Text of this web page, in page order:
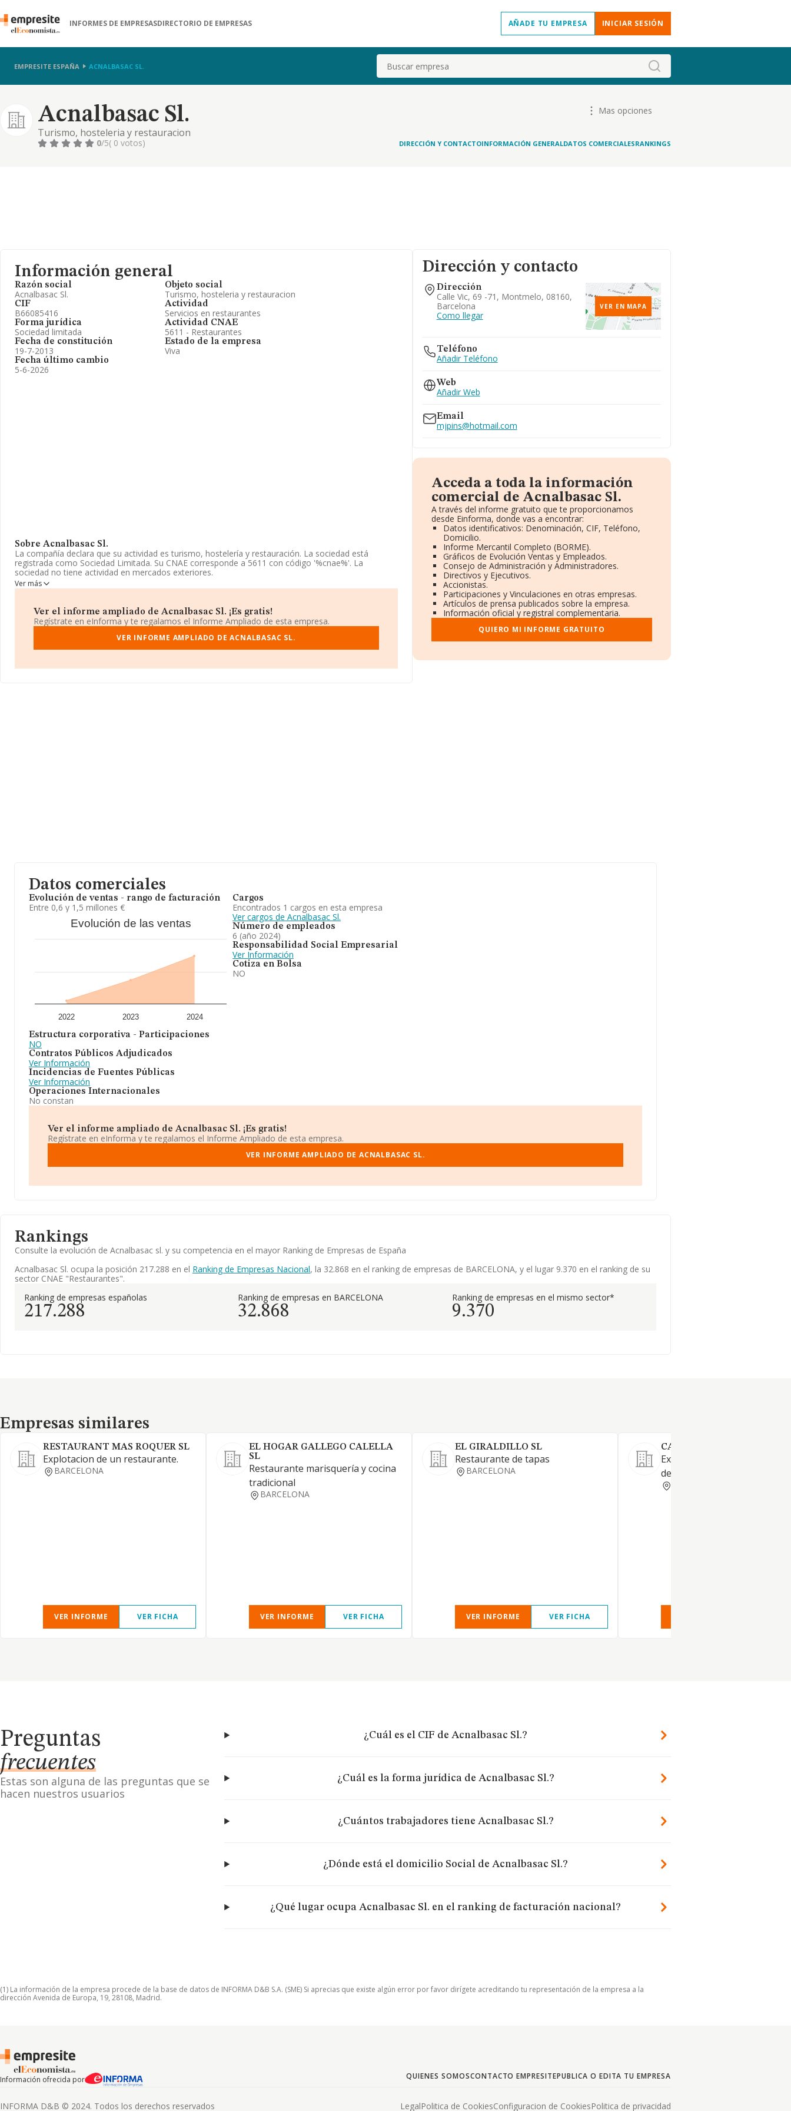
INFORMES DE EMPRESASDIRECTORIO DE EMPRESAS AÑADE TU EMPRESA INICIAR SESIÓN
EMPRESITE ESPAÑA ACNALBASAC SL. Buscar
Acnalbasac Sl.
Turismo, hosteleria y restauracion
Mas opciones
0/5( 0 votos) DIRECCIÓN Y CONTACTOINFORMACIÓN GENERALDATOS COMERCIALESRANKINGS
Información general
Razón social
Acnalbasac Sl.
CIF
B66085416
Forma jurídica
Sociedad limitada
Fecha de constitución
19-7-2013
Fecha último cambio
5-6-2026
Objeto social
Turismo, hosteleria y restauracion
Actividad
Servicios en restaurantes
Actividad CNAE
5611 - Restaurantes
Estado de la empresa
Viva
Sobre Acnalbasac Sl.
La compañía declara que su actividad es turismo, hostelería y restauración. La sociedad está
registrada como Sociedad Limitada. Su CNAE corresponde a 5611 con código '%cnae%'. La
sociedad no tiene actividad en mercados exteriores.
Ha tenido el mismo número de profesionales y teniendo en cuenta la información disponible en
Acerca de la información disponible en INFORMA sobre los distintos rankings: la compañía ha
mejorado en el ranking sectorial escalando 665 puestos, pasando del 10.035 al 9.370. Se
encuentran mejor posicionadas las siguientes empresas del sector:Forwy S.A
; en cambio, por debajo de la compañía, están empresas como:Consultora Muchos Bares S.L
incrementando así su posición en 10.535 puestos. Las siguientes empresas la superan en el ranking:
Ver más
Ver el informe ampliado de Acnalbasac Sl. ¡Es gratis!
Regístrate en eInforma y te regalamos el Informe Ampliado de esta empresa.
VER INFORME AMPLIADO DE ACNALBASAC SL.
Dirección y contacto
Dirección
Calle Vic, 69 -71, Montmelo, 08160,
Barcelona
Como llegar
VER EN MAPA
Teléfono
Añadir Teléfono
Web
Añadir Web
Email
mjpins@hotmail.com
Acceda a toda la información
comercial de Acnalbasac Sl.
A través del informe gratuito que te proporcionamos
desde Einforma, donde vas a encontrar:
Datos identificativos: Denominación, CIF, Teléfono,
Domicilio.
Informe Mercantil Completo (BORME).
Gráficos de Evolución Ventas y Empleados.
Consejo de Administración y Administradores.
Directivos y Ejecutivos.
Accionistas.
Participaciones y Vinculaciones en otras empresas.
Artículos de prensa publicados sobre la empresa.
Información oficial y registral complementaria.
QUIERO MI INFORME GRATUITO
Datos comerciales
Evolución de ventas - rango de facturación
Entre 0,6 y 1,5 millones €
Evolución de las ventas
2022 2023 2024
Estructura corporativa - Participaciones
NO
Contratos Públicos Adjudicados
Ver Información
Incidencias de Fuentes Públicas
Ver Información
Operaciones Internacionales
No constan
Cargos
Encontrados 1 cargos en esta empresa
Ver cargos de Acnalbasac Sl.
Número de empleados
6 (año 2024)
Responsabilidad Social Empresarial
Ver Información
Cotiza en Bolsa
NO
Ver el informe ampliado de Acnalbasac Sl. ¡Es gratis!
Regístrate en eInforma y te regalamos el Informe Ampliado de esta empresa.
VER INFORME AMPLIADO DE ACNALBASAC SL.
Rankings
Consulte la evolución de Acnalbasac sl. y su competencia en el mayor Ranking de Empresas de España
Acnalbasac Sl. ocupa la posición 217.288 en el Ranking de Empresas Nacional, la 32.868 en el ranking de empresas de BARCELONA, y el lugar 9.370 en el ranking de su
sector CNAE "Restaurantes".
Ranking de empresas españolas
217.288
Ranking de empresas en BARCELONA
32.868
Ranking de empresas en el mismo sector*
9.370
Empresas similares
Empresas similares
RESTAURANT MAS ROQUER SL
Explotacion de un restaurante.
BARCELONA
VER INFORME VER FICHA
EL HOGAR GALLEGO CALELLA
SL
Restaurante marisquería y cocina
tradicional
BARCELONA
VER INFORME VER FICHA
EL GIRALDILLO SL
Restaurante de tapas
BARCELONA
VER INFORME VER FICHA
CAN RIBAS SL
Explotación de restaurante y
de colonia
Preguntas
frecuentes
Estas son alguna de las preguntas que se
hacen nuestros usuarios
¿Cuál es el CIF de Acnalbasac Sl.?
¿Cuál es la forma jurídica de Acnalbasac Sl.?
¿Cuántos trabajadores tiene Acnalbasac Sl.?
¿Dónde está el domicilio Social de Acnalbasac Sl.?
¿Qué lugar ocupa Acnalbasac Sl. en el ranking de facturación nacional?
(1) La información de la empresa procede de la base de datos de INFORMA D&B S.A. (SME) Si aprecias que existe algún error por favor dirígete acreditando tu representación de la empresa a la
dirección Avenida de Europa, 19, 28108, Madrid.
Información ofrecida por QUIENES SOMOSCONTACTO EMPRESITEPUBLICA O EDITA TU EMPRESA
INFORMA D&B © 2024. Todos los derechos reservados LegalPolitica de CookiesConfiguracion de CookiesPolitica de privacidad